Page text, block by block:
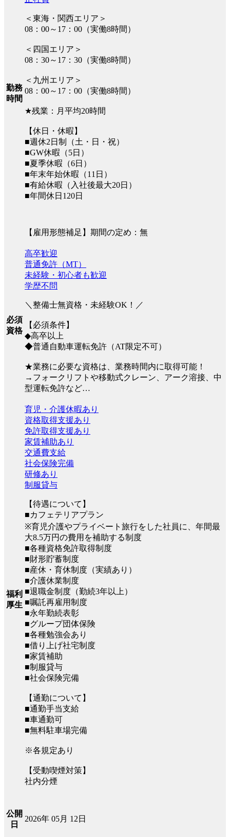
勤務
時間
＜東海・関西エリア＞
08：00～17：00（実働8時間）
＜四国エリア＞
08：30～17：30（実働8時間）
＜九州エリア＞
08：00～17：00（実働8時間）
★残業：月平均20時間
【休日・休暇】
■週休2日制（土・日・祝）
■GW休暇（5日）
■夏季休暇（6日）
■年末年始休暇（11日）
■有給休暇（入社後最大20日）
■年間休日120日
【雇用形態補足】期間の定め：無
必須
資格
高卒歓迎
普通免許（MT）
未経験・初心者も歓迎
学歴不問
＼整備士無資格・未経験OK！／
【必須条件】
◆高卒以上
◆普通自動車運転免許（AT限定不可）
★業務に必要な資格は、業務時間内に取得可能！
→フォークリフトや移動式クレーン、アーク溶接、中
型運転免許など…
福利
厚生
育児・介護休暇あり
資格取得支援あり
免許取得支援あり
家賃補助あり
交通費支給
社会保険完備
研修あり
制服貸与
【待遇について】
■カフェテリアプラン
※育児介護やプライベート旅行をした社員に、年間最
大8.5万円の費用を補助する制度
■各種資格免許取得制度
■財形貯蓄制度
■産休・育休制度（実績あり）
■介護休業制度
■退職金制度（勤続3年以上）
■嘱託再雇用制度
■永年勤続表彰
■グループ団体保険
■各種勉強会あり
■借り上げ社宅制度
■家賃補助
■制服貸与
■社会保険完備
【通勤について】
■通勤手当支給
■車通勤可
■無料駐車場完備
※各規定あり
【受動喫煙対策】
社内分煙
公開
日
2026年 05月 12日